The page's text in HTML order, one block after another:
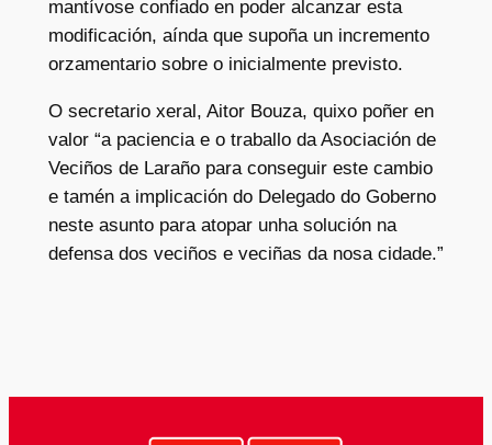
mantívose confiado en poder alcanzar esta
modificación, aínda que supoña un incremento
orzamentario sobre o inicialmente previsto.
O secretario xeral, Aitor Bouza, quixo poñer en
valor “a paciencia e o traballo da Asociación de
Veciños de Laraño para conseguir este cambio
e tamén a implicación do Delegado do Goberno
neste asunto para atopar unha solución na
defensa dos veciños e veciñas da nosa cidade.”